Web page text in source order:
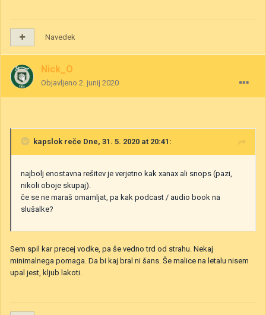
Navedek
Nick_O
Objavljeno 2. junij 2020
kapslok reče Dne, 31. 5. 2020 at 20:41:
najbolj enostavna rešitev je verjetno kak xanax ali snops (pazi,
nikoli oboje skupaj).
če se ne maraš omamljat, pa kak podcast / audio book na
slušalke?
Sem spil kar precej vodke, pa še vedno trd od strahu. Nekaj
minimalnega pomaga. Da bi kaj bral ni šans. Še malice na letalu nisem
upal jest, kljub lakoti.